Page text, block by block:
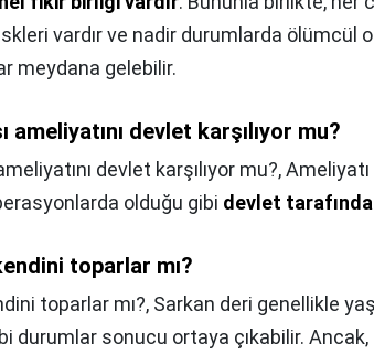
vardır ve nadir durumlarda ölümcül
meydana gelebilir.
ameliyatını devlet karşılıyor mu?
devlet karşılıyor mu?,Ameliyatı
olduğu gibi devlet
toparlar mı?
toparlar mı?, Sarkan deri genellikle
durumlar sonucu ortaya çıkabilir. Ancak,